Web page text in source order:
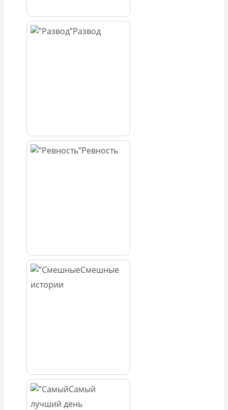
Развод
Ревность
Смешные
истории
Самый
лучший день